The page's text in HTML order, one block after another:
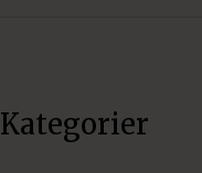
Kategorier